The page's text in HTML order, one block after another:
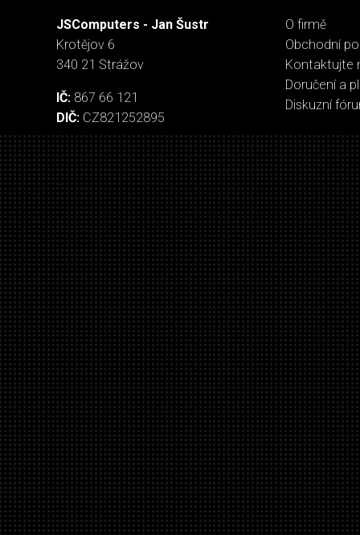
JSComputers - Jan Šustr
Krotějov 6
340 21 Strážov
IČ: 867 66 121
DIČ: CZ821252895
O firmě
Obchodní
Kontaktujte
Doručení a
Diskuzní